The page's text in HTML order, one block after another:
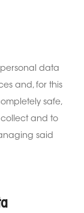
personal data
and, for this
safe,
and to
said